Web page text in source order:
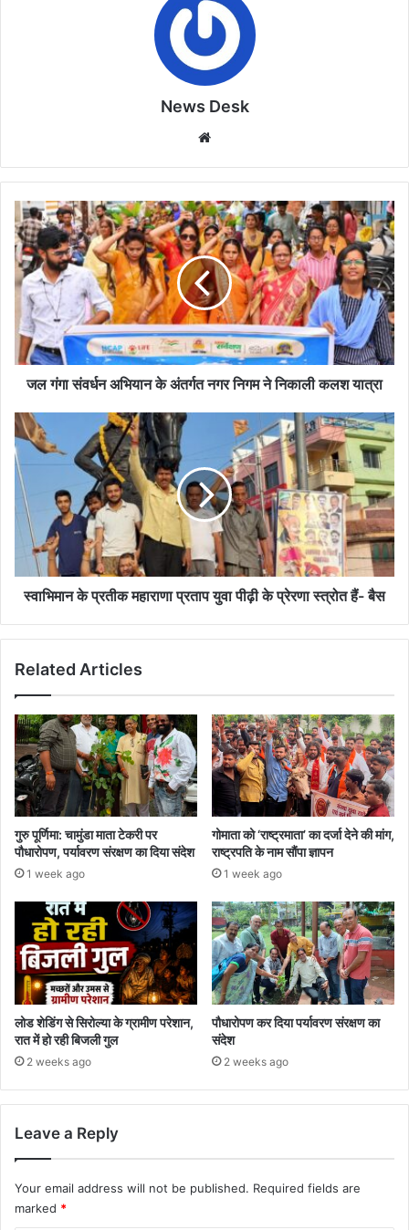
News Desk
जल
गंगा
संवर्धन
अभियान
के
अंतर्गत
नगर
निगम
ने
निकाली
यात्रा
जल गंगा संवर्धन अभियान के अंतर्गत नगर निगम ने निकाली कलश यात्रा
स्वाभिमान
के
प्रतीक
महाराणा
प्रताप
युवा
पीढ़ी
प्रेरणा
स्त्रोत
स्वाभिमान के प्रतीक महाराणा प्रताप युवा पीढ़ी के प्रेरणा स्त्रोत हैं- बैस
Related Articles
गुरु पूर्णिमा: चामुंडा माता टेकरी पर
पौधारोपण, पर्यावरण संरक्षण का दिया संदेश
1 week ago
गोमाता को ‘राष्ट्रमाता’ का दर्जा देने की मांग,
राष्ट्रपति के नाम सौंपा ज्ञापन
1 week ago
लोड शेडिंग से सिरोल्या के ग्रामीण परेशान,
रात में हो रही बिजली गुल
2 weeks ago
पौधारोपण कर दिया पर्यावरण संरक्षण का
संदेश
2 weeks ago
Leave a Reply
Your email address will not be published. Required fields are
marked *